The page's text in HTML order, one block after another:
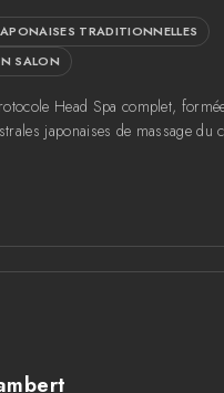
TRADITIONNELLES
SALON
Head Spa complet,
japonaises de massage du